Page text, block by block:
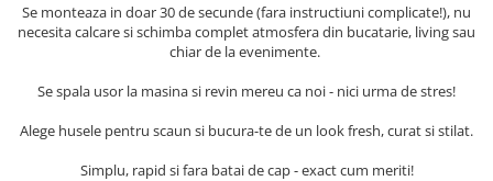
Artificiala De Iepure, 6 Piese, 2
Persoane
Set Lenjerie Pat Blanita Iepure, 6
Set Lenjerie De Pat, 7 Piese, Cu
Pilota / Cuvertura Inclusa
Se monteaza in doar 30 de secunde (fara instructiuni complicate!), nu
necesita calcare si schimba complet atmosfera din bucatarie, living sau
chiar de la evenimente.
Se spala usor la masina si revin mereu ca noi - nici urma de stres!
Alege husele pentru scaun si bucura-te de un look fresh, curat si stilat.
Simplu, rapid si fara batai de cap - exact cum meriti!